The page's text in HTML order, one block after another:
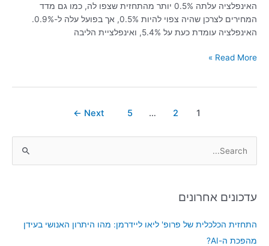
האינפלציה עלתה 0.5% יותר מהתחזית שצפו לה, כמו גם מדד
המחירים לצרכן שהיה צפוי להיות 0.5%, אך בפועל עלה ל-0.9%.
האינפלציה עומדת כעת על 5.4%, ואינפלציית הליבה
Read More »
1
2
…
5
Next
←
rעדכונים אחרונים
התחזית הכלכלית של פרופ' ליאו ליידרמן: מהו היתרון האנושי בעידן
מהפכת ה-AI?